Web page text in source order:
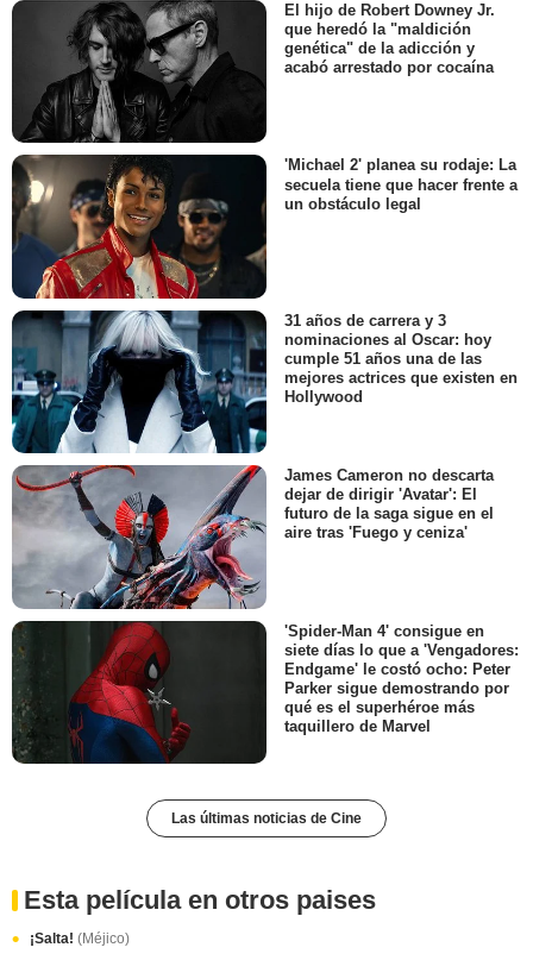
El hijo de Robert Downey Jr.
que heredó la "maldición
genética" de la adicción y
acabó arrestado por cocaína
'Michael 2' planea su rodaje: La
secuela tiene que hacer frente a
un obstáculo legal
31 años de carrera y 3
nominaciones al Oscar: hoy
cumple 51 años una de las
mejores actrices que existen en
Hollywood
James Cameron no descarta
dejar de dirigir 'Avatar': El
futuro de la saga sigue en el
aire tras 'Fuego y ceniza'
'Spider-Man 4' consigue en
siete días lo que a 'Vengadores:
Endgame' le costó ocho: Peter
Parker sigue demostrando por
qué es el superhéroe más
taquillero de Marvel
Las últimas noticias de Cine
Esta película en otros paises
¡Salta! (Méjico)